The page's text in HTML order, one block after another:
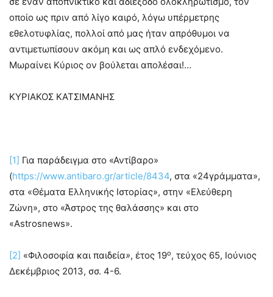
οποίο ως πριν από λίγο καιρό, λόγω υπέρμετρης
εθελοτυφλίας, πολλοί από μας ήταν απρόθυμοι να
αντιμετωπίσουν ακόμη και ως απλό ενδεχόμενο.
Μωραίνει Κύριος ον βούλεται απολέσαι!…
ΚΥΡΙΑΚΟΣ ΚΑΤΣΙΜΑΝΗΣ
[1] Για παράδειγμα στο «Αντίβαρο»
(https://www.antibaro.gr/article/8434, στα «24γράμματα»,
στα «Θέματα Ελληνικής Ιστορίας», στην «Ελεύθερη
Ζώνη», στο «Άστρος της θαλάσσης» και στο
«Astrosnews».
[2] «Φιλοσοφία και παιδεία», έτος 19ο, τεύχος 65, Ιούνιος
Δεκέμβριος 2013, σσ. 4-6.